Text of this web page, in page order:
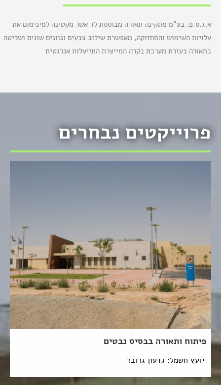
א.ג.ס.פ. בע"מ מתקינה תאורה מבוססת לד אשר מקטינה למינימום את
עלויות השימוש והתחזוקה, מאפשרת שילוב צבעים וגוונים שונים ושליטה
בתאורה בעזרת מערכת בקרה המייצרת התייעלות אנרגטית
פרוייקטים נבחרים
פיתוח ותאורה בבסיס נבטים
יועץ חשמל: גדעון גרובר